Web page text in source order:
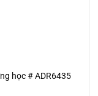
học # ADR6435